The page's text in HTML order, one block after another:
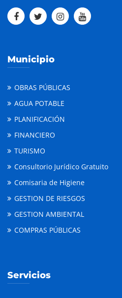
Municipio
OBRAS PÚBLICAS
AGUA POTABLE
PLANIFICACIÓN
FINANCIERO
TURISMO
Consultorio Jurídico Gratuito
Comisaria de Higiene
GESTION DE RIESGOS
GESTION AMBIENTAL
COMPRAS PÚBLICAS
Servicios